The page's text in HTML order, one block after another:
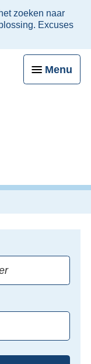
zoeken naar
Excuses
Menu